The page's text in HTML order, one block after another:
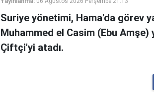
Suriye yönetimi, Hama'da görev
Muhammed el Casim (Ebu
Çiftçi'yi atadı.